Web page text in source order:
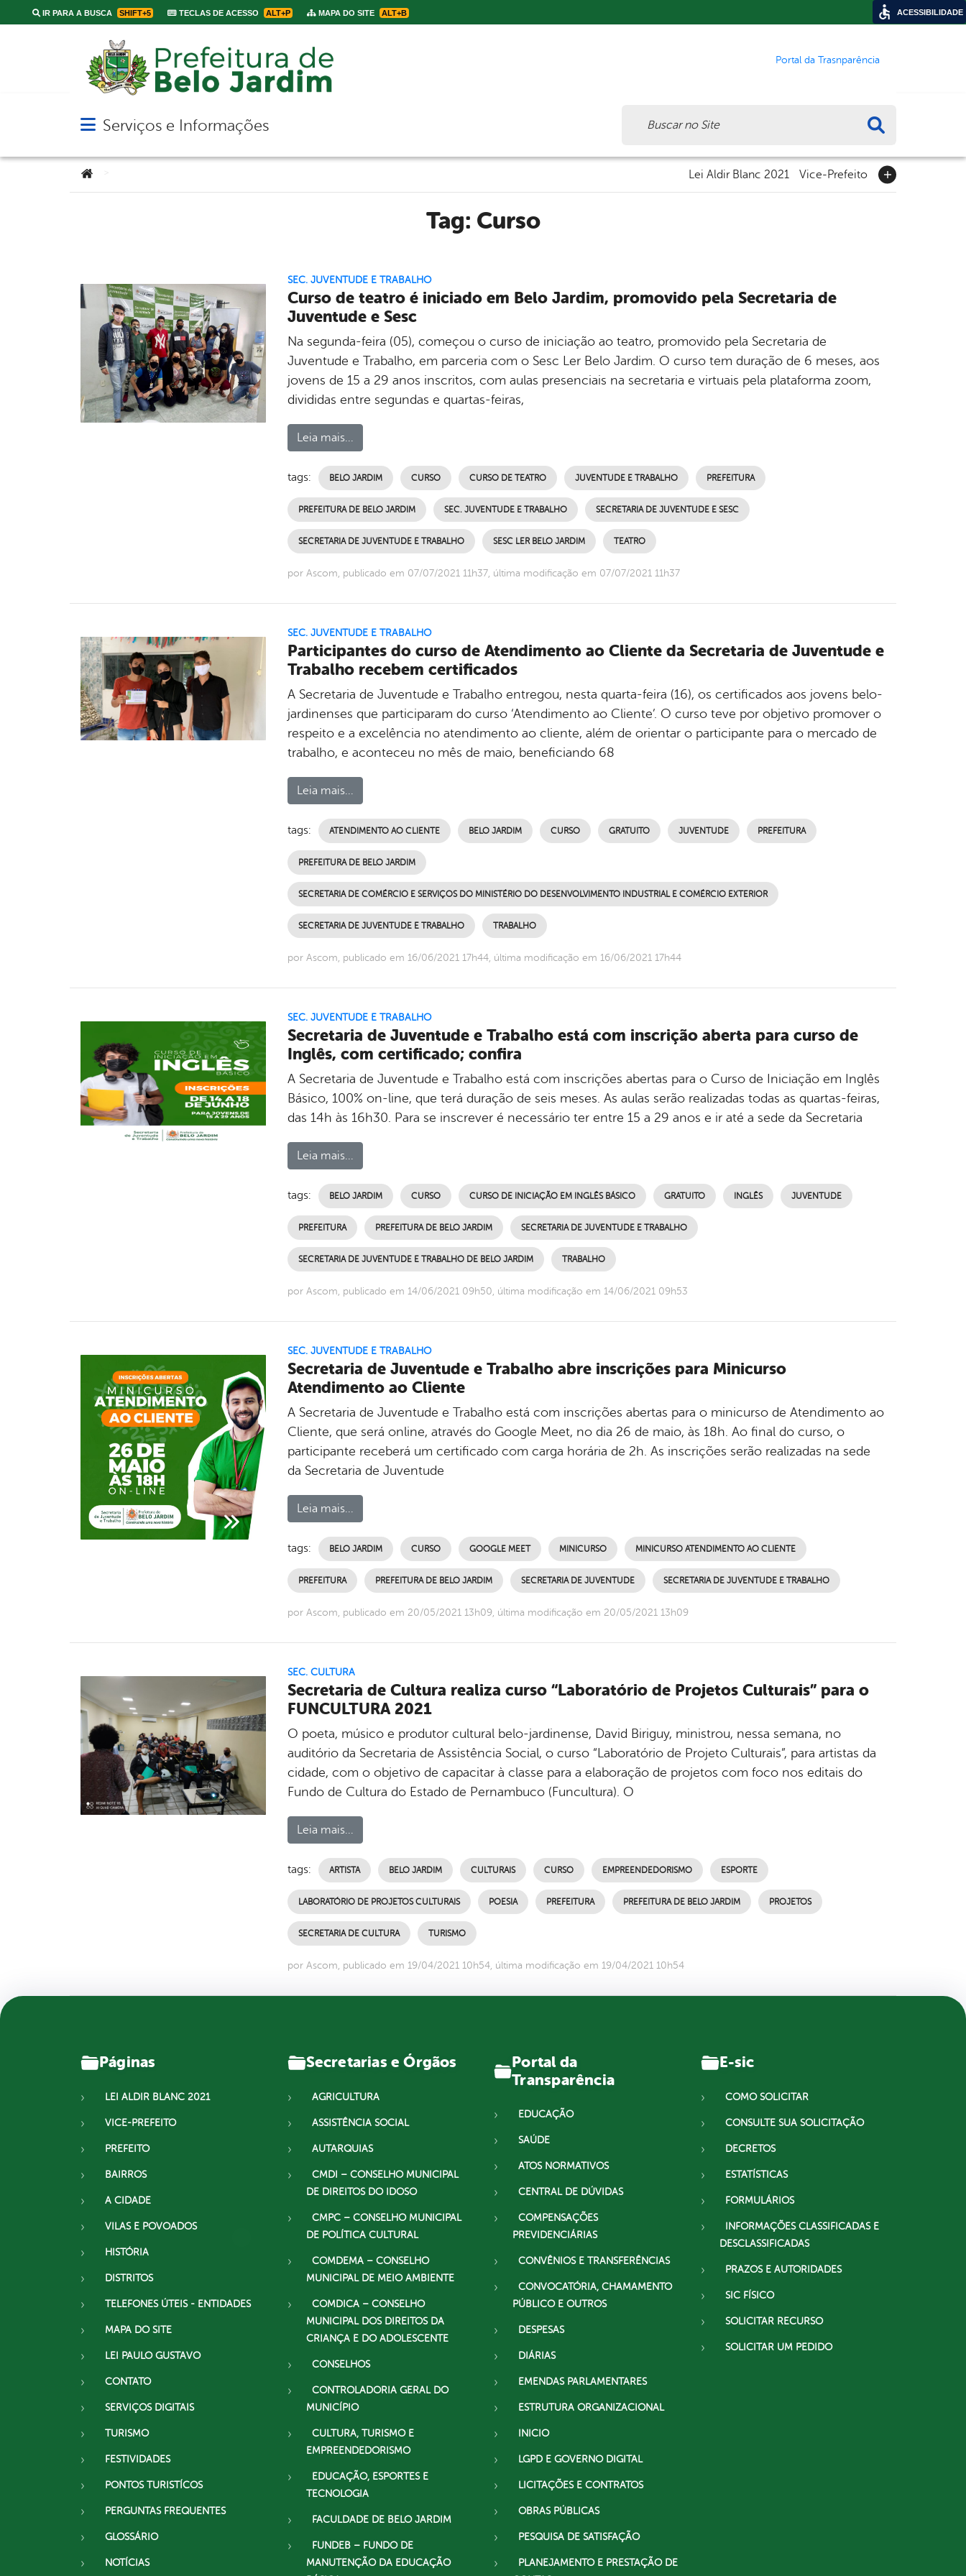
IR PARA A BUSCA SHIFT+5 TECLAS DE ACESSO ALT+P MAPA DO SITE ALT+B
Portal da Trasnparência
Abrir menu principal de navegação
Serviços e Informações
Você está aqui: Lei Aldir Blanc 2021 Vice-Prefeito
Tag: Curso
SEC. JUVENTUDE E TRABALHO
Curso de teatro é iniciado em Belo Jardim, promovido pela Secretaria de
Juventude e Sesc
Na segunda-feira (05), começou o curso de iniciação ao teatro, promovido pela Secretaria de
Juventude e Trabalho, em parceria com o Sesc Ler Belo Jardim. O curso tem duração de 6 meses, aos
jovens de 15 a 29 anos inscritos, com aulas presenciais na secretaria e virtuais pela plataforma zoom,
divididas entre segundas e quartas-feiras,
Leia mais...
tags: BELO JARDIM CURSO CURSO DE TEATRO JUVENTUDE E TRABALHO PREFEITURA
PREFEITURA DE BELO JARDIM SEC. JUVENTUDE E TRABALHO SECRETARIA DE JUVENTUDE E SESC
SECRETARIA DE JUVENTUDE E TRABALHO SESC LER BELO JARDIM TEATRO
por Ascom, publicado em 07/07/2021 11h37, última modificação em 07/07/2021 11h37
SEC. JUVENTUDE E TRABALHO
Participantes do curso de Atendimento ao Cliente da Secretaria de Juventude e
Trabalho recebem certificados
A Secretaria de Juventude e Trabalho entregou, nesta quarta-feira (16), os certificados aos jovens belo-
jardinenses que participaram do curso ‘Atendimento ao Cliente’. O curso teve por objetivo promover o
respeito e a excelência no atendimento ao cliente, além de orientar o participante para o mercado de
trabalho, e aconteceu no mês de maio, beneficiando 68
Leia mais...
tags: ATENDIMENTO AO CLIENTE BELO JARDIM CURSO GRATUITO JUVENTUDE PREFEITURA
PREFEITURA DE BELO JARDIM
SECRETARIA DE COMÉRCIO E SERVIÇOS DO MINISTÉRIO DO DESENVOLVIMENTO INDUSTRIAL E COMÉRCIO EXTERIOR
SECRETARIA DE JUVENTUDE E TRABALHO TRABALHO
por Ascom, publicado em 16/06/2021 17h44, última modificação em 16/06/2021 17h44
SEC. JUVENTUDE E TRABALHO
Secretaria de Juventude e Trabalho está com inscrição aberta para curso de
Inglês, com certificado; confira
A Secretaria de Juventude e Trabalho está com inscrições abertas para o Curso de Iniciação em Inglês
Básico, 100% on-line, que terá duração de seis meses. As aulas serão realizadas todas as quartas-feiras,
das 14h às 16h30. Para se inscrever é necessário ter entre 15 a 29 anos e ir até a sede da Secretaria
Leia mais...
tags: BELO JARDIM CURSO CURSO DE INICIAÇÃO EM INGLÊS BÁSICO GRATUITO INGLÊS JUVENTUDE
PREFEITURA PREFEITURA DE BELO JARDIM SECRETARIA DE JUVENTUDE E TRABALHO
SECRETARIA DE JUVENTUDE E TRABALHO DE BELO JARDIM TRABALHO
por Ascom, publicado em 14/06/2021 09h50, última modificação em 14/06/2021 09h53
SEC. JUVENTUDE E TRABALHO
Secretaria de Juventude e Trabalho abre inscrições para Minicurso
Atendimento ao Cliente
A Secretaria de Juventude e Trabalho está com inscrições abertas para o minicurso de Atendimento ao
Cliente, que será online, através do Google Meet, no dia 26 de maio, às 18h. Ao final do curso, o
participante receberá um certificado com carga horária de 2h. As inscrições serão realizadas na sede
da Secretaria de Juventude
Leia mais...
tags: BELO JARDIM CURSO GOOGLE MEET MINICURSO MINICURSO ATENDIMENTO AO CLIENTE
PREFEITURA PREFEITURA DE BELO JARDIM SECRETARIA DE JUVENTUDE SECRETARIA DE JUVENTUDE E TRABALHO
por Ascom, publicado em 20/05/2021 13h09, última modificação em 20/05/2021 13h09
SEC. CULTURA
Secretaria de Cultura realiza curso “Laboratório de Projetos Culturais” para o
FUNCULTURA 2021
O poeta, músico e produtor cultural belo-jardinense, David Biriguy, ministrou, nessa semana, no
auditório da Secretaria de Assistência Social, o curso “Laboratório de Projeto Culturais”, para artistas da
cidade, com o objetivo de capacitar à classe para a elaboração de projetos com foco nos editais do
Fundo de Cultura do Estado de Pernambuco (Funcultura). O
Leia mais...
tags: ARTISTA BELO JARDIM CULTURAIS CURSO EMPREENDEDORISMO ESPORTE
LABORATÓRIO DE PROJETOS CULTURAIS POESIA PREFEITURA PREFEITURA DE BELO JARDIM PROJETOS
SECRETARIA DE CULTURA TURISMO
por Ascom, publicado em 19/04/2021 10h54, última modificação em 19/04/2021 10h54
Páginas
LEI ALDIR BLANC 2021
VICE-PREFEITO
PREFEITO
BAIRROS
A CIDADE
VILAS E POVOADOS
HISTÓRIA
DISTRITOS
TELEFONES ÚTEIS - ENTIDADES
MAPA DO SITE
LEI PAULO GUSTAVO
CONTATO
SERVIÇOS DIGITAIS
TURISMO
FESTIVIDADES
PONTOS TURISTÍCOS
PERGUNTAS FREQUENTES
GLOSSÁRIO
NOTÍCIAS
Secretarias e Órgãos
AGRICULTURA
ASSISTÊNCIA SOCIAL
AUTARQUIAS
CMDI – CONSELHO MUNICIPAL
DE DIREITOS DO IDOSO
CMPC – CONSELHO MUNICIPAL
DE POLÍTICA CULTURAL
COMDEMA – CONSELHO
MUNICIPAL DE MEIO AMBIENTE
COMDICA – CONSELHO
MUNICIPAL DOS DIREITOS DA
CRIANÇA E DO ADOLESCENTE
CONSELHOS
CONTROLADORIA GERAL DO
MUNICÍPIO
CULTURA, TURISMO E
EMPREENDEDORISMO
EDUCAÇÃO, ESPORTES E
TECNOLOGIA
FACULDADE DE BELO JARDIM
FUNDEB – FUNDO DE
MANUTENÇÃO DA EDUCAÇÃO
Portal da
Transparência
EDUCAÇÃO
SAÚDE
ATOS NORMATIVOS
CENTRAL DE DÚVIDAS
COMPENSAÇÕES
PREVIDENCIÁRIAS
CONVÊNIOS E TRANSFERÊNCIAS
CONVOCATÓRIA, CHAMAMENTO
PÚBLICO E OUTROS
DESPESAS
DIÁRIAS
EMENDAS PARLAMENTARES
ESTRUTURA ORGANIZACIONAL
INICIO
LGPD E GOVERNO DIGITAL
LICITAÇÕES E CONTRATOS
OBRAS PÚBLICAS
PESQUISA DE SATISFAÇÃO
PLANEJAMENTO E PRESTAÇÃO DE
E-sic
COMO SOLICITAR
CONSULTE SUA SOLICITAÇÃO
DECRETOS
ESTATÍSTICAS
FORMULÁRIOS
INFORMAÇÕES CLASSIFICADAS E
DESCLASSIFICADAS
PRAZOS E AUTORIDADES
SIC FÍSICO
SOLICITAR RECURSO
SOLICITAR UM PEDIDO
ACESSIBILIDADE